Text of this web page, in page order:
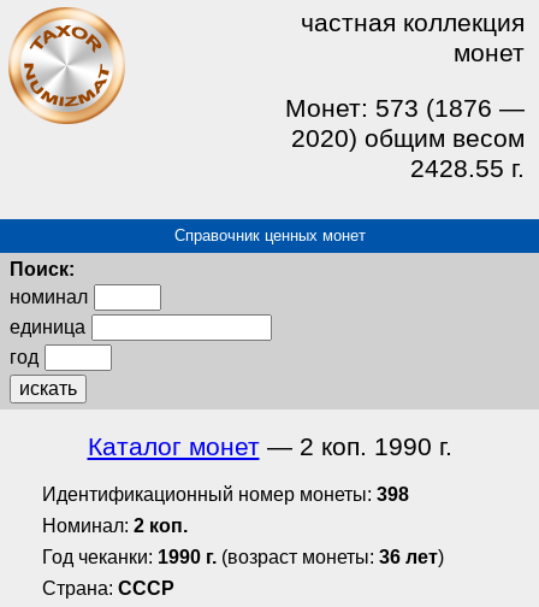
частная коллекция
монет
Монет: 573 (1876 —
2020) общим весом
2428.55 г.
Справочник ценных монет
Поиск:
номинал
единица
год
искать
Каталог монет— 2 коп. 1990 г.
Идентификационный номер монеты: 398
Номинал: 2 коп.
Год чеканки: 1990 г. (возраст монеты: 36 лет)
Страна: СССР